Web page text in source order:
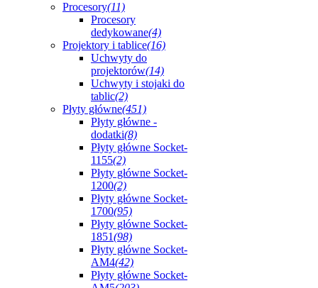
Procesory(11)
Procesory
dedykowane(4)
Projektory i tablice(16)
Uchwyty do
projektorów(14)
Uchwyty i stojaki do
tablic(2)
Płyty główne(451)
Płyty główne -
dodatki(8)
Płyty główne Socket-
1155(2)
Płyty główne Socket-
1200(2)
Płyty główne Socket-
1700(95)
Płyty główne Socket-
1851(98)
Płyty główne Socket-
AM4(42)
Płyty główne Socket-